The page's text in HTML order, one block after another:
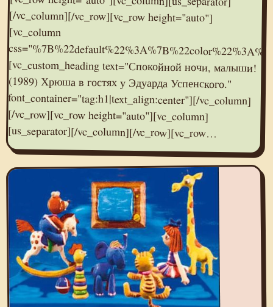
[vc_column
[us_separator][/vc_column][/vc_row][vc_row…